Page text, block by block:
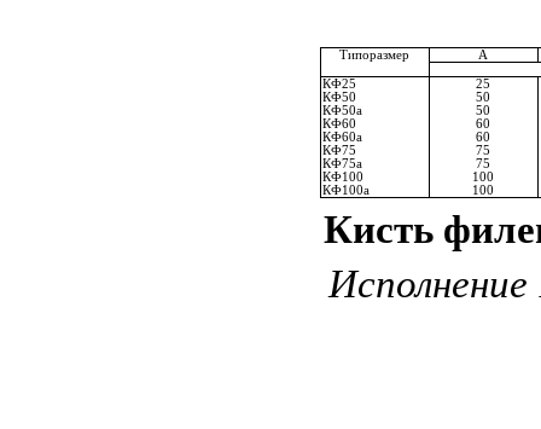
Типоразмер А
КФ25
25
КФ50
50
КФ50а
50
КФ60
60
КФ60а
60
КФ75
75
КФ75а
75
КФ100
100
КФ100а
100
Кисть